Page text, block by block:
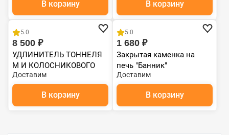
В корзину В корзину
Чугун
5.0
8 500 ₽
УДЛИНИТЕЛЬ ТОННЕЛЯ
М И КОЛОСНИКОВОГО
ДНА
Доставим
В корзину
5.0
1 680 ₽
Закрытая каменка на
печь "Банник"
Доставим
В корзину